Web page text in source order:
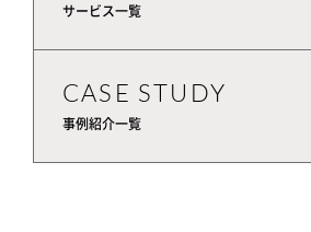
サービス一覧
CASE STUDY
事例紹介一覧